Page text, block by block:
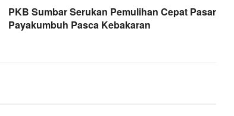
PKB Sumbar Serukan Pemulihan Cepat Pasar
Payakumbuh Pasca Kebakaran